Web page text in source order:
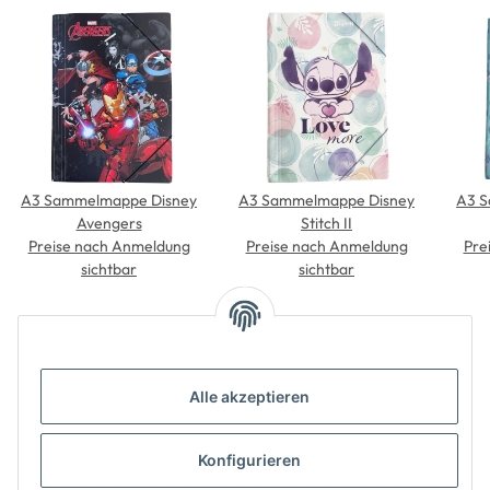
Alle akzeptieren
Konfigurieren
A3 Sammelmappe Disney
Avengers
Preise nach Anmeldung
sichtbar
A3 Sammelmappe Disney
Stitch II
Preise nach Anmeldung
sichtbar
A3